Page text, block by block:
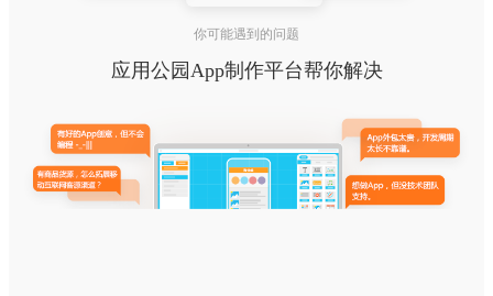
你可能遇到的问题
应用公园App制作平台帮你解决